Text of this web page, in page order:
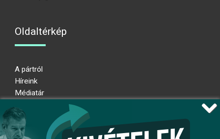
Oldaltérkép
A pártról
Híreink
Médiatár
Adatkezelési nyilatkozat
Átláthatósági nyilatkozat